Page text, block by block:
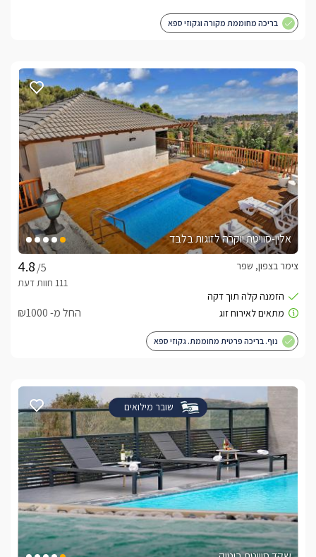
בריכה מחוממת מקורה וגקוזי ספא
אלין-סוויטת יוקרה לזוגות בלבד
/5
צימר בצפון, שפר
החל מ- ₪1000
נוף. בריכה פרטית מחוממת. גקוזי ספא
שובר מילואים